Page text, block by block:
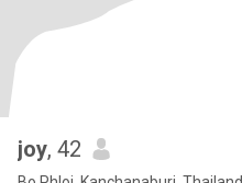
joy, 42